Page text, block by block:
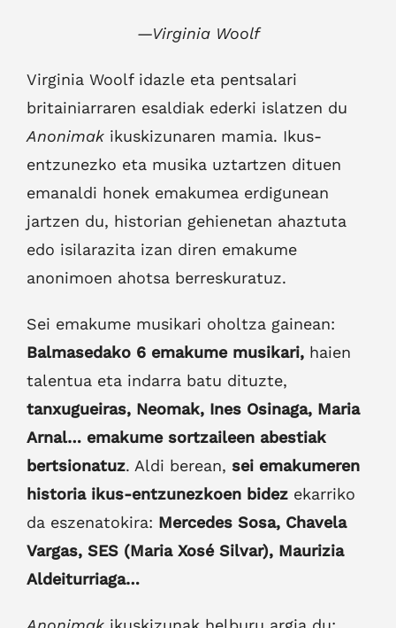
—Virginia Woolf
Virginia Woolf idazle eta pentsalari
britainiarraren esaldiak ederki islatzen du
Anonimakikuskizunaren mamia. Ikus-
entzunezko eta musika uztartzen dituen
emanaldi honek emakumea erdigunean
jartzen du, historian gehienetan ahaztuta
edo isilarazita izan diren emakume
anonimoen ahotsa berreskuratuz.
Sei emakume musikari oholtza gainean:
Balmasedako 6 emakume musikari,haien
talentua eta indarra batu dituzte,
tanxugueiras, Neomak, Ines Osinaga, Maria
Arnal…emakume sortzaileen abestiak
bertsionatuz. Aldi berean, sei emakumeren
historia ikus-entzunezkoen bidezekarriko
da eszenatokira: Mercedes Sosa, Chavela
Vargas, SES (Maria Xosé Silvar), Maurizia
Aldeiturriaga…